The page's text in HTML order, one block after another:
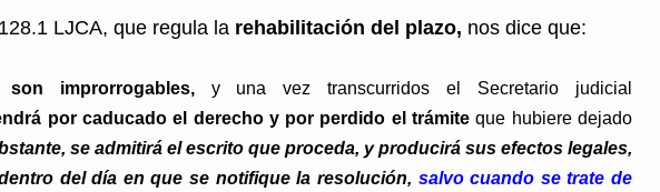
LJCA, que regula la rehabilitación del plazo, nos dice que:
improrrogables, y una vez transcurridos el Secretario judicial
por caducado el derecho y por perdido el trámite que hubiere dejado
se admitirá el escrito que proceda, y producirá sus efectos legales,
del día en que se notifique la resolución, salvo cuando se trate de